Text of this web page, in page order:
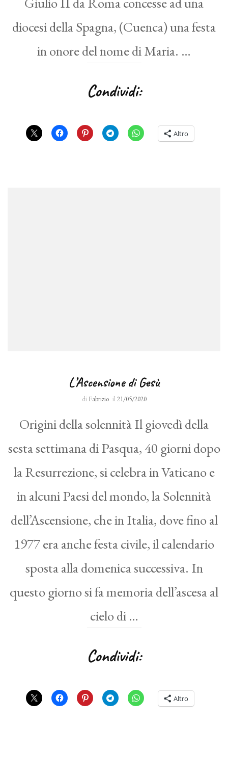
diocesi della Spagna, (Cuenca) una festa
in onore del nome di Maria. …
Condividi:
Altro
L’Ascensione di Gesù
di Fabrizio il21/05/2020
Origini della solennità Il giovedì della
sesta settimana di Pasqua, 40 giorni dopo
la Resurrezione, si celebra in Vaticano e
in alcuni Paesi del mondo, la Solennità
dell’Ascensione, che in Italia, dove fino al
1977 era anche festa civile, il calendario
sposta alla domenica successiva. In
questo giorno si fa memoria dell’ascesa al
cielo di …
Condividi:
Altro